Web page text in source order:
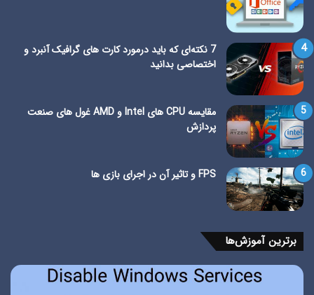
7 نکته‌ای که باید درمورد کارت های گرافیک آنبرد و
اختصاصی بدانید
مقایسه CPU های Intel و AMD غول های صنعت
پردازش
FPS و تاثیر آن در اجرای بازی ها
برترین آموزش‌ها
3